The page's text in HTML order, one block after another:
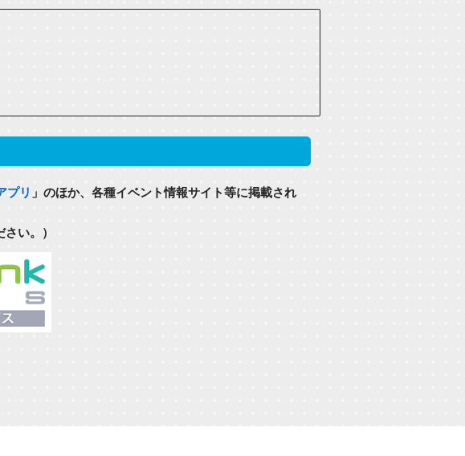
プリ 」のほか、各種イベント情報サイト等に掲載され
い。）